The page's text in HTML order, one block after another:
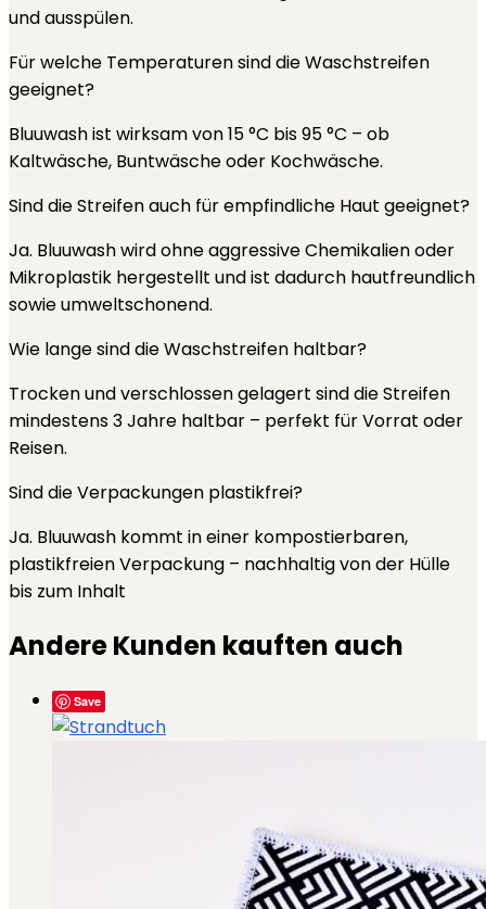
und ausspülen.
Für welche Temperaturen sind die Waschstreifen
geeignet?
Bluuwash ist wirksam von 15 °C bis 95 °C – ob
Kaltwäsche, Buntwäsche oder Kochwäsche.
Sind die Streifen auch für empfindliche Haut geeignet?
Ja. Bluuwash wird ohne aggressive Chemikalien oder
Mikroplastik hergestellt und ist dadurch hautfreundlich
sowie umweltschonend.
Wie lange sind die Waschstreifen haltbar?
Trocken und verschlossen gelagert sind die Streifen
mindestens 3 Jahre haltbar – perfekt für Vorrat oder
Reisen.
Sind die Verpackungen plastikfrei?
Ja. Bluuwash kommt in einer kompostierbaren,
plastikfreien Verpackung – nachhaltig von der Hülle
bis zum Inhalt
Andere Kunden kauften auch
Save